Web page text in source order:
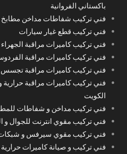
باكستاني الفروانية
فني تركيب شفاطات مداخن مطابخ
فني تركيب قطع غيار سيارات
فني تركيب كاميرات مراقبة الجهراء
فني تركيب كاميرات مراقبة
فني تركيب كاميرات مراقبة تجسس
فني تركيب كاميرات مراقبة حرارية
الكويت
فني تركيب مداخن و شفاطات
فني تركيب مقوي انترنت للجوال
فني تركيب مقوي سيرفس و
فني تركيب و صيانة كاميرات